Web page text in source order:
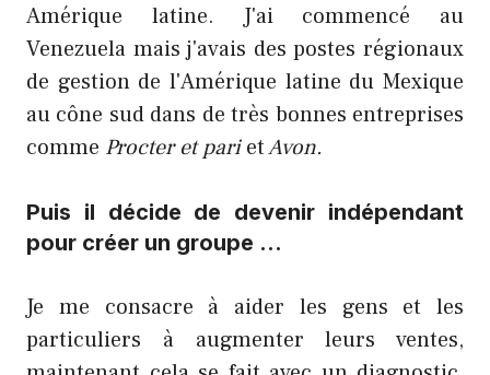
Amérique latine. J'ai commencé au
Venezuela mais j'avais des postes régionaux
de gestion de l'Amérique latine du Mexique
au cône sud dans de très bonnes entreprises
comme Procter etparietAvon.
Puis il décide de devenir indépendant
pour créer un groupe …
Je me consacre à aider les gens et les
particuliers à augmenter leurs ventes,